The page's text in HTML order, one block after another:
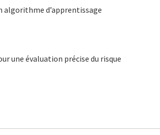
algorithme d’apprentissage
une évaluation précise du risque